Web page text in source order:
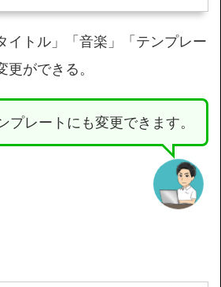
トル」「音楽」「テンプレー
更ができる。
プレートにも変更できます。